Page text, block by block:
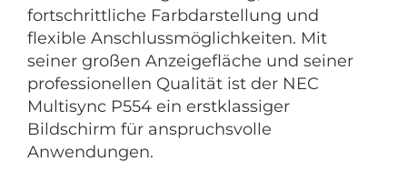
fortschrittliche Farbdarstellung und
flexible Anschlussmöglichkeiten. Mit
seiner großen Anzeigefläche und seiner
professionellen Qualität ist der NEC
Multisync P554 ein erstklassiger
Bildschirm für anspruchsvolle
Anwendungen.